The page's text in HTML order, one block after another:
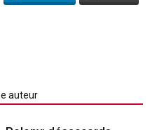
auteur